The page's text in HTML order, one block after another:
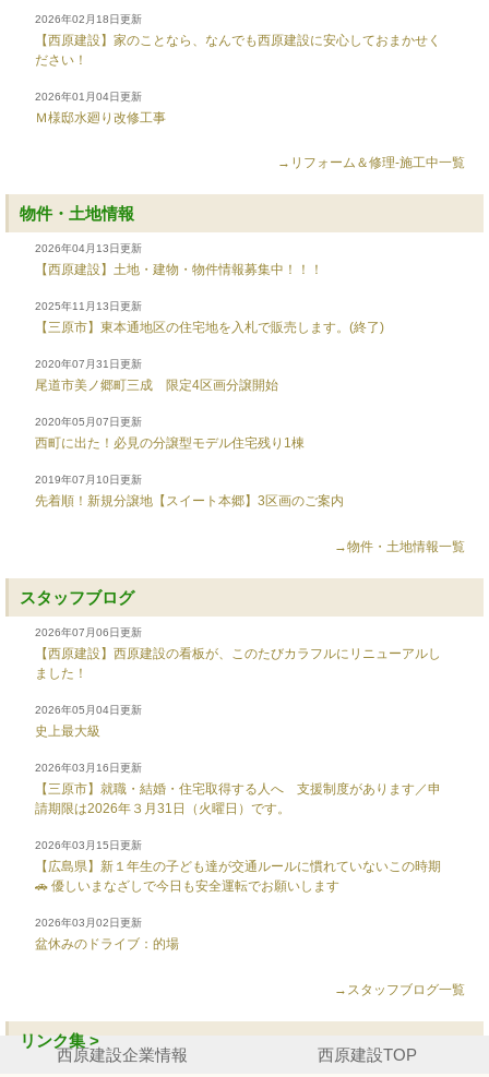
2026年02月18日更新
【西原建設】家のことなら、なんでも西原建設に安心しておまかせく
ださい！
2026年01月04日更新
Ｍ様邸水廻り改修工事
→リフォーム＆修理-施工中一覧
物件・土地情報
2026年04月13日更新
【西原建設】土地・建物・物件情報募集中！！！
2025年11月13日更新
【三原市】東本通地区の住宅地を入札で販売します。(終了)
2020年07月31日更新
尾道市美ノ郷町三成 限定4区画分譲開始
2020年05月07日更新
西町に出た！必見の分譲型モデル住宅残り1棟
2019年07月10日更新
先着順！新規分譲地【スイート本郷】3区画のご案内
→物件・土地情報一覧
スタッフブログ
2026年07月06日更新
【西原建設】西原建設の看板が、このたびカラフルにリニューアルし
ました！
2026年05月04日更新
史上最大級
2026年03月16日更新
【三原市】就職・結婚・住宅取得する人へ 支援制度があります／申
請期限は2026年３月31日（火曜日）です。
2026年03月15日更新
【広島県】新１年生の子ども達が交通ルールに慣れていないこの時期
🚗 優しいまなざしで今日も安全運転でお願いします
2026年03月02日更新
盆休みのドライブ：的場
→スタッフブログ一覧
リンク集 >
西原建設企業情報 西原建設TOP